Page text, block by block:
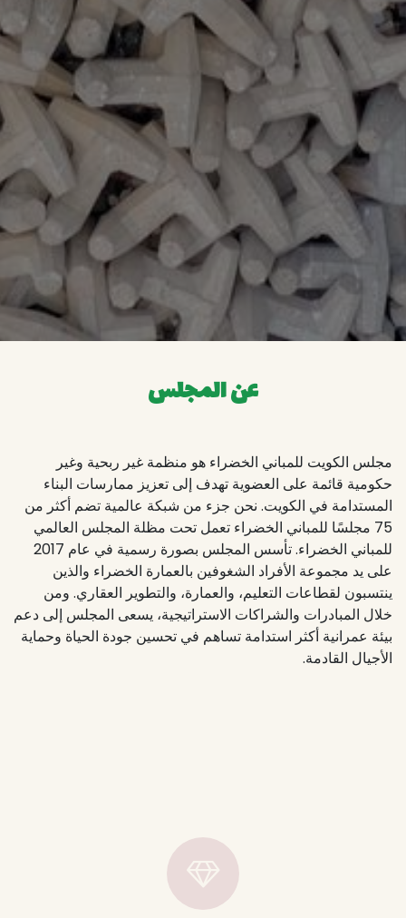
عن المجلس
مجلس الكويت للمباني الخضراء هو منظمة غير ربحية وغير
حكومية قائمة على العضوية تهدف إلى تعزيز ممارسات البناء
المستدامة في الكويت. نحن جزء من شبكة عالمية تضم أكثر من
75 مجلسًا للمباني الخضراء تعمل تحت مظلة المجلس العالمي
للمباني الخضراء. تأسس المجلس بصورة رسمية في عام 2017
على يد مجموعة الأفراد الشغوفين بالعمارة الخضراء والذين
ينتسبون لقطاعات التعليم، والعمارة، والتطوير العقاري. ومن
خلال المبادرات والشراكات الاستراتيجية، يسعى المجلس إلى دعم
بيئة عمرانية أكثر استدامة تساهم في تحسين جودة الحياة وحماية
الأجيال القادمة.